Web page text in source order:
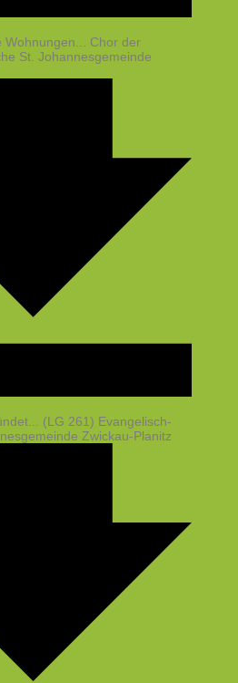
Chor der
St. Johannesgemeinde
(LG 261) Evangelisch-
Zwickau-Planitz